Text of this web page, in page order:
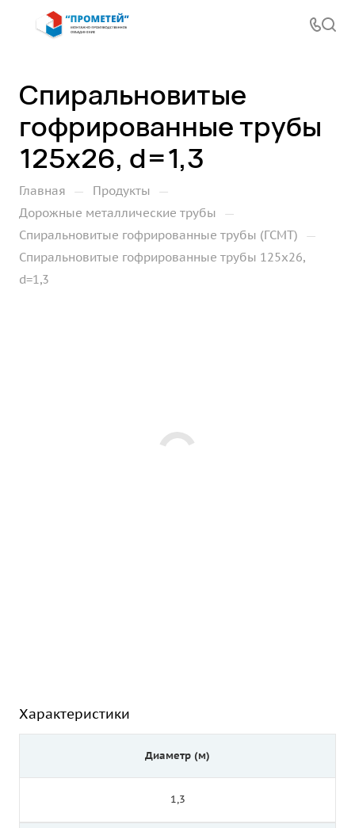
Спиральновитые
гофрированные трубы
125х26, d=1,3
Главная — Продукты —
Дорожные металлические трубы —
Спиральновитые гофрированные трубы (ГСМТ) —
Спиральновитые гофрированные трубы 125х26,
d=1,3
Характеристики
Диаметр (м)
1,3